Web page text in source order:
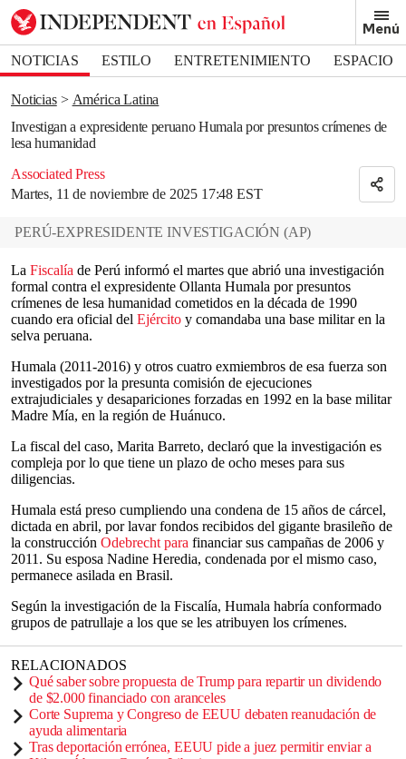
Menú
NOTICIAS ESTILO ENTRETENIMIENTO
ESPACIO
DEPORTES
Noticias
América Latina
Investigan a expresidente peruano Humala por presuntos crímenes de
lesa humanidad
Associated Press
Martes, 11 de noviembre de 2025 17:48 EST
Bookmark popover
Removed from bookmarks
Close popover
PERÚ-EXPRESIDENTE INVESTIGACIÓN (AP)
La Fiscalía de Perú informó el martes que abrió una investigación
formal contra el expresidente Ollanta Humala por presuntos
crímenes de lesa humanidad cometidos en la década de 1990
cuando era oficial del Ejército y comandaba una base militar en la
selva peruana.
Humala (2011-2016) y otros cuatro exmiembros de esa fuerza son
investigados por la presunta comisión de ejecuciones
extrajudiciales y desapariciones forzadas en 1992 en la base militar
Madre Mía, en la región de Huánuco.
La fiscal del caso, Marita Barreto, declaró que la investigación es
compleja por lo que tiene un plazo de ocho meses para sus
diligencias.
Humala está preso cumpliendo una condena de 15 años de cárcel,
dictada en abril, por lavar fondos recibidos del gigante brasileño de
la construcción Odebrecht para financiar sus campañas de 2006 y
2011. Su esposa Nadine Heredia, condenada por el mismo caso,
permanece asilada en Brasil.
Según la investigación de la Fiscalía, Humala habría conformado
grupos de patrullaje a los que se les atribuyen los crímenes.
RELACIONADOS
Qué saber sobre propuesta de Trump para repartir un dividendo
de $2.000 financiado con aranceles
Corte Suprema y Congreso de EEUU debaten reanudación de
ayuda alimentaria
Tras deportación errónea, EEUU pide a juez permitir enviar a